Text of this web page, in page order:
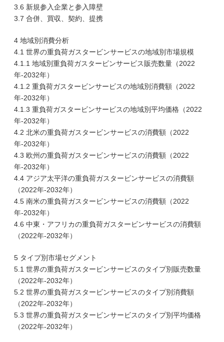
3.6 新規参入企業と参入障壁
3.7 合併、買収、契約、提携
4 地域別消費分析
4.1 世界の重負荷ガスタービンサービスの地域別市場規模
4.1.1 地域別重負荷ガスタービンサービス販売数量（2022
年-2032年）
4.1.2 重負荷ガスタービンサービスの地域別消費額（2022
年-2032年）
4.1.3 重負荷ガスタービンサービスの地域別平均価格（2022
年-2032年）
4.2 北米の重負荷ガスタービンサービスの消費額（2022
年-2032年）
4.3 欧州の重負荷ガスタービンサービスの消費額（2022
年-2032年）
4.4 アジア太平洋の重負荷ガスタービンサービスの消費額
（2022年-2032年）
4.5 南米の重負荷ガスタービンサービスの消費額（2022
年-2032年）
4.6 中東・アフリカの重負荷ガスタービンサービスの消費額
（2022年-2032年）
5 タイプ別市場セグメント
5.1 世界の重負荷ガスタービンサービスのタイプ別販売数量
（2022年-2032年）
5.2 世界の重負荷ガスタービンサービスのタイプ別消費額
（2022年-2032年）
5.3 世界の重負荷ガスタービンサービスのタイプ別平均価格
（2022年-2032年）